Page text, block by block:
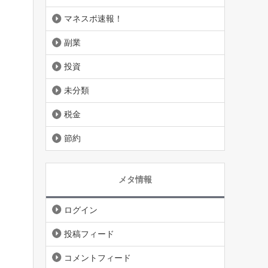
マネスポ速報！
副業
投資
未分類
税金
節約
メタ情報
ログイン
投稿フィード
コメントフィード